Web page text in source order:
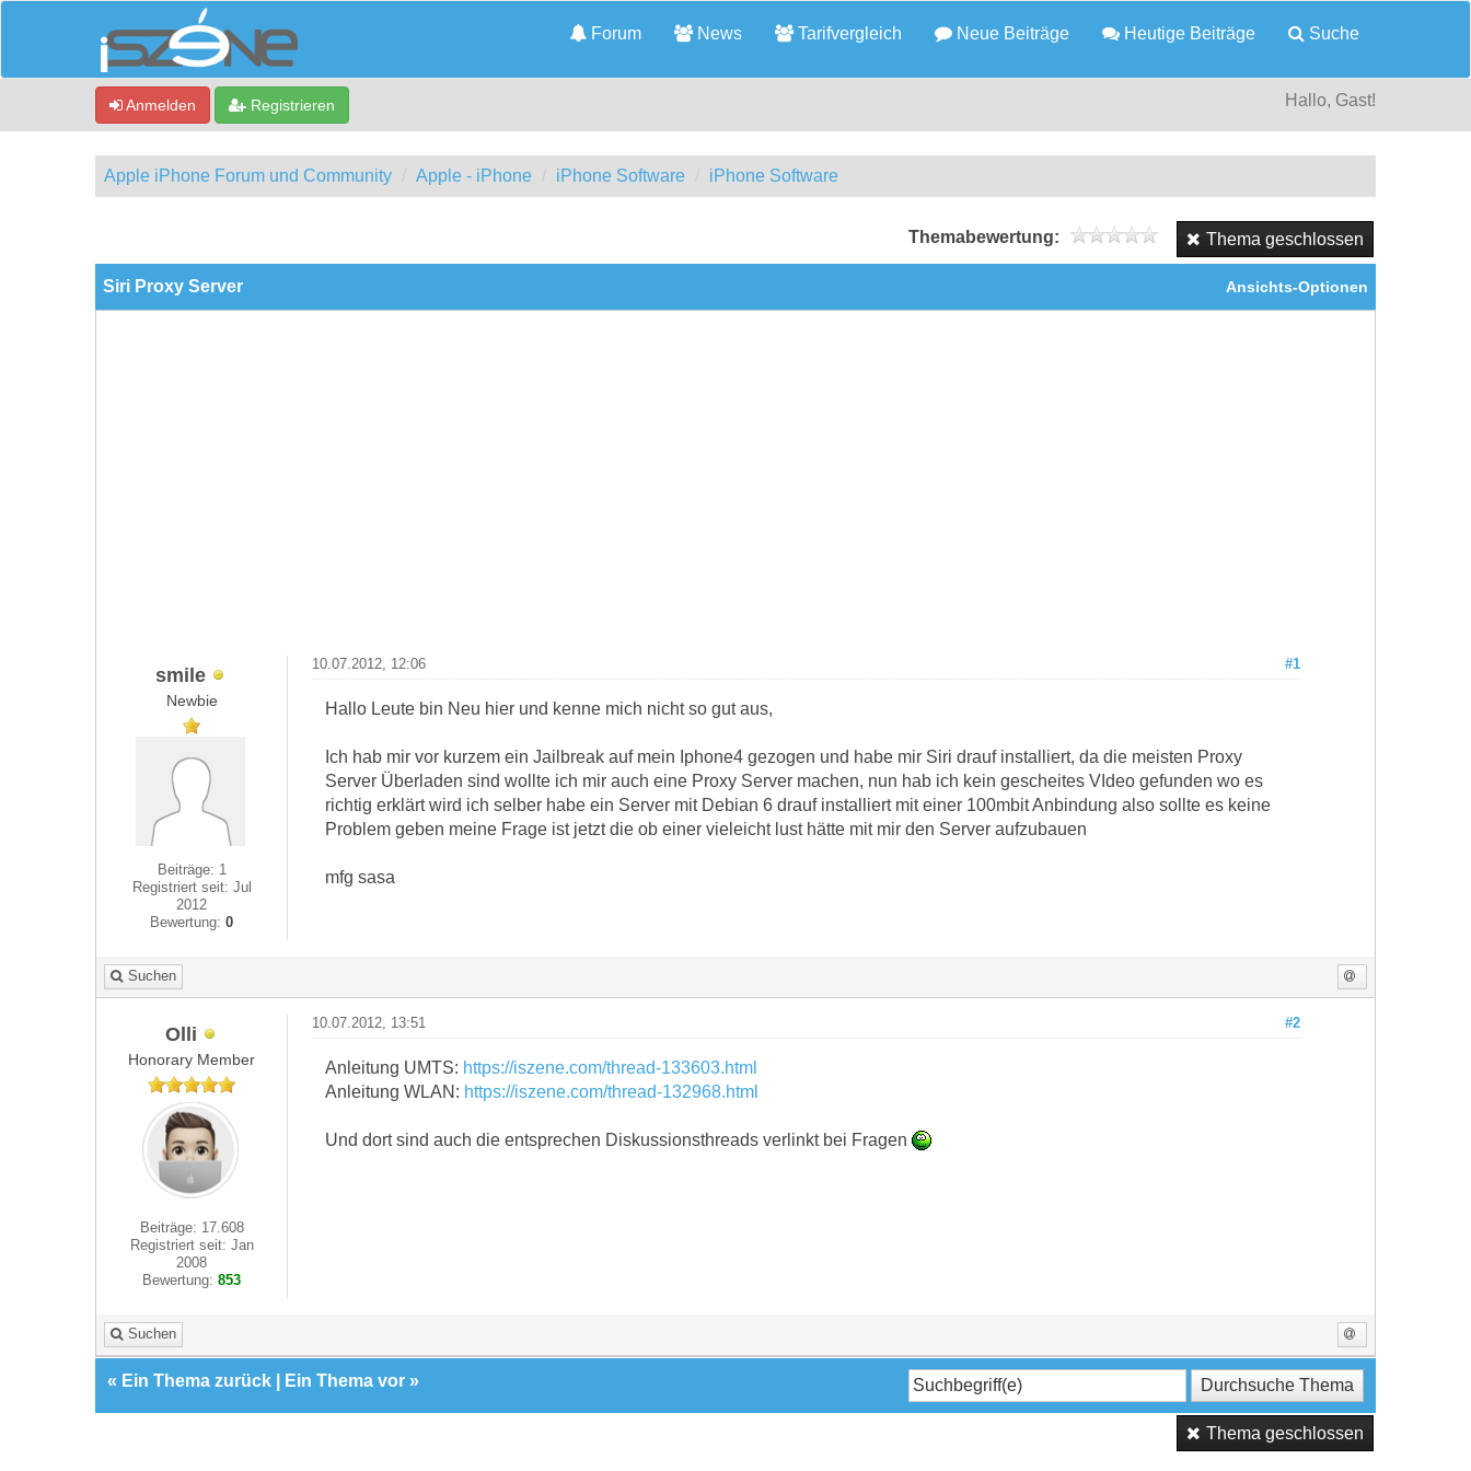
Forum News Tarifvergleich Neue Beiträge Heutige Beiträge Suche
Anmelden Registrieren Hallo, Gast!
Apple iPhone Forum und Community Apple - iPhone iPhone Software iPhone Software
Thema geschlossen
Themabewertung:
Ansichts-Optionen
Siri Proxy Server
smile
Newbie
Beiträge: 1
Registriert seit: Jul
2012
Bewertung:0
#1
10.07.2012, 12:06
Hallo Leute bin Neu hier und kenne mich nicht so gut aus,
Ich hab mir vor kurzem ein Jailbreak auf mein Iphone4 gezogen und habe mir Siri drauf installiert, da die meisten Proxy
Server Überladen sind wollte ich mir auch eine Proxy Server machen, nun hab ich kein gescheites VIdeo gefunden wo es
richtig erklärt wird ich selber habe ein Server mit Debian 6 drauf installiert mit einer 100mbit Anbindung also sollte es keine
Problem geben meine Frage ist jetzt die ob einer vieleicht lust hätte mit mir den Server aufzubauen
mfg sasa
Suchen
Olli
Honorary Member
Beiträge: 17.608
Registriert seit: Jan
2008
Bewertung:853
#2
10.07.2012, 13:51
Anleitung UMTS: https://iszene.com/thread-133603.html
Anleitung WLAN: https://iszene.com/thread-132968.html
Und dort sind auch die entsprechen Diskussionsthreads verlinkt bei Fragen
Suchen
« Ein Thema zurück Ein Thema vor »
Thema geschlossen